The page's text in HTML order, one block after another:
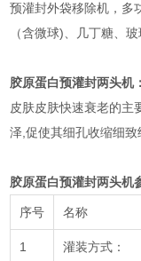
预灌封外袋移除机，多
（含微球)、几丁糖、
胶原蛋白预灌封两头机
皮肤皮肤快速衰老的主
泽,促使其细孔收缩细
胶原蛋白预灌封两头机
序号 名称
1 灌装方式：